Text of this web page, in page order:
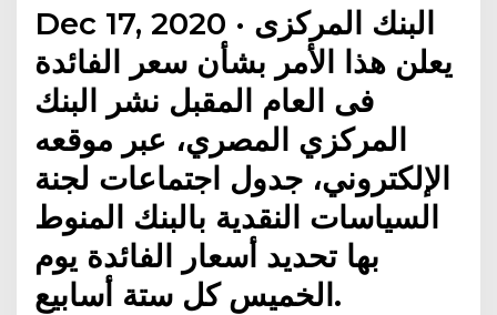
Dec 17, 2020 · البنك المركزى
يعلن هذا الأمر بشأن سعر الفائدة
فى العام المقبل نشر البنك
المركزي المصري، عبر موقعه
الإلكتروني، جدول اجتماعات لجنة
السياسات النقدية بالبنك المنوط
بها تحديد أسعار الفائدة يوم
الخميس كل ستة أسابيع.